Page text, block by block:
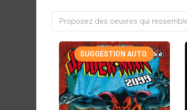
SUGGESTION AUTO.